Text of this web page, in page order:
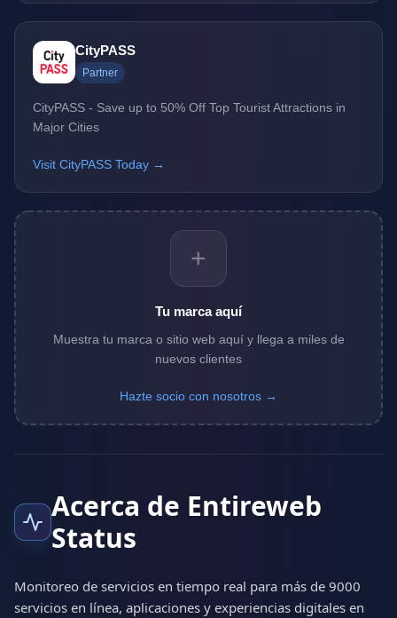
CityPASS
Partner
CityPASS - Save up to 50% Off Top Tourist Attractions in
Major Cities
Visit CityPASS Today →
+
Tu marca aquí
Muestra tu marca o sitio web aquí y llega a miles de
nuevos clientes
Hazte socio con nosotros →
Acerca de Entireweb
Status
Monitoreo de servicios en tiempo real para más de 9000
servicios en línea, aplicaciones y experiencias digitales en